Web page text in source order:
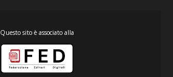
Questo sito è associato alla